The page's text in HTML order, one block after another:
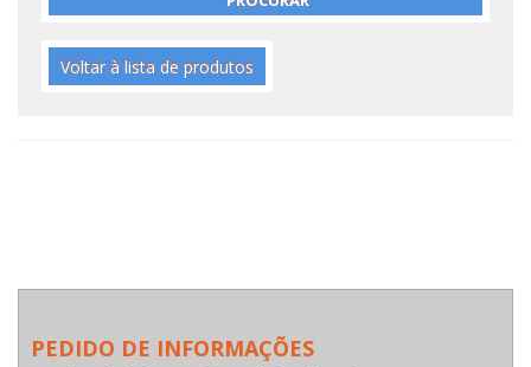
Voltar à lista de produtos
PEDIDO DE INFORMAÇÕES